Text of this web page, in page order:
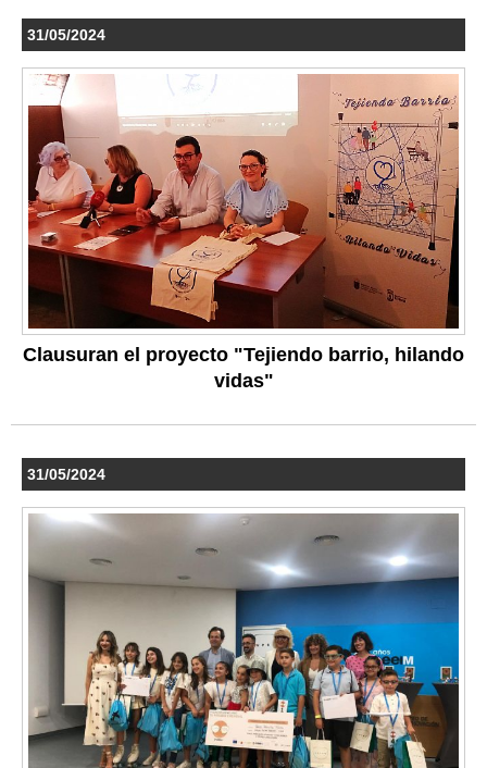
31/05/2024
Clausuran el proyecto "Tejiendo barrio, hilando
vidas"
31/05/2024